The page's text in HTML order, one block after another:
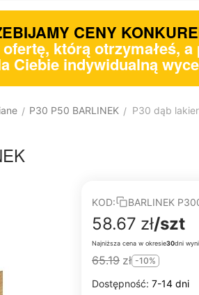
CENY
którą otrzymałeś,
Ciebie indywidualną
/ P30 P50 BARLINEK / P30 dąb
KOD: BARLINEK
58.67 zł/szt
Najniższa cena w okresie30dni
65.19 zł -10%
Dostępność: 7-14 dni